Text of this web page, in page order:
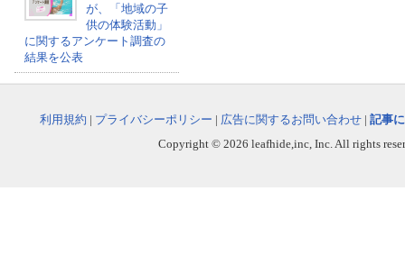
が、「地域の子
供の体験活動」
に関するアンケート調査の
結果を公表
利用規約 | プライバシーポリシー | 広告に関するお問い合わせ | 記事
Copyright © 2026 leafhide,inc, Inc. All rights